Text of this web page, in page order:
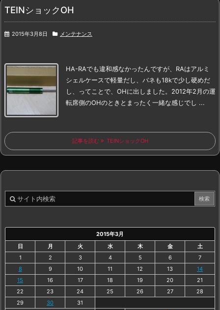
TEINショックOH
2015年3月8日 メンテナンス
HA-RAでも違和感なかったんですが、 RAはアルミ
シェルケースで軽量だし、バネも18kで少し硬めだ
し、
ってことで、OHに出しました。 2012年2月の運
転席側のOHのときとまったく一緒な感じでし ...
記事を読む TEINショックOH
2015年3月
日
月 火 水 木 金 土
1 2 3 4 5 6
7
8
9 10 11 12 13
14
15
16 17 18 19 20
21
22
23 24 25 26 27
28
29
30 31